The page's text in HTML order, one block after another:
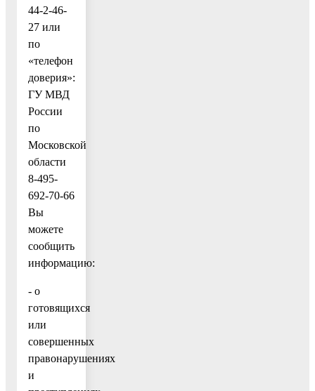
44-2-46-
27 или
по
«телефон
доверия»:
ГУ МВД
России
по
Московской
области
8-495-
692-70-66
Вы
можете
сообщить
информацию:
- о
готовящихся
или
совершенных
правонарушениях
и